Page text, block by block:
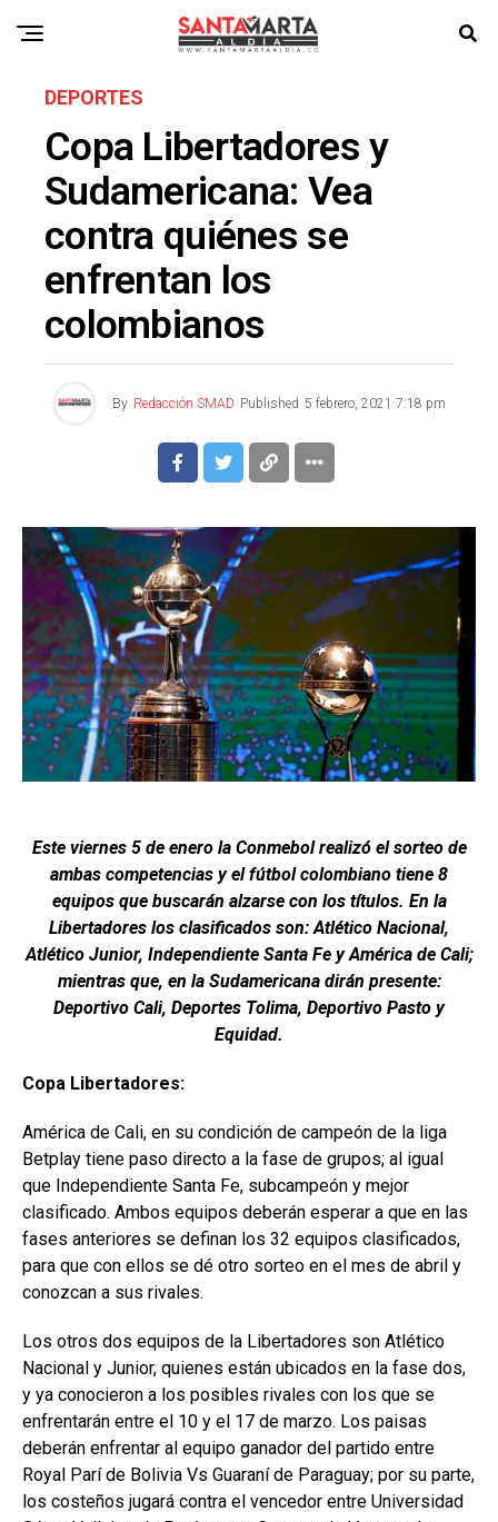
DEPORTES
Copa Libertadores y
Sudamericana: Vea
contra quiénes se
enfrentan los
colombianos
By Redacción SMAD Published 5 febrero, 2021 7:18 pm
Este viernes 5 de enero la Conmebol realizó el sorteo de
ambas competencias y el fútbol colombiano tiene 8
equipos que buscarán alzarse con los títulos. En la
Libertadores los clasificados son: Atlético Nacional,
Atlético Junior, Independiente Santa Fe y América de Cali;
mientras que, en la Sudamericana dirán presente:
Deportivo Cali, Deportes Tolima, Deportivo Pasto y
Equidad.
Copa Libertadores:
América de Cali, en su condición de campeón de la liga
Betplay tiene paso directo a la fase de grupos; al igual
que Independiente Santa Fe, subcampeón y mejor
clasificado. Ambos equipos deberán esperar a que en las
fases anteriores se definan los 32 equipos clasificados,
para que con ellos se dé otro sorteo en el mes de abril y
conozcan a sus rivales.
Los otros dos equipos de la Libertadores son Atlético
Nacional y Junior, quienes están ubicados en la fase dos,
y ya conocieron a los posibles rivales con los que se
enfrentarán entre el 10 y el 17 de marzo. Los paisas
deberán enfrentar al equipo ganador del partido entre
Royal Parí de Bolivia Vs Guaraní de Paraguay; por su parte,
los costeños jugará contra el vencedor entre Universidad